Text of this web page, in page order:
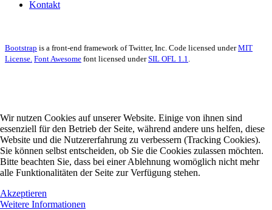
Kontakt
Bootstrap is a front-end framework of Twitter, Inc. Code licensed underMIT
License. Font Awesome font licensed underSIL OFL 1.1
Wir nutzen Cookies auf unserer Website. Einige von ihnen sind
essenziell für den Betrieb der Seite, während andere uns helfen, diese
Website und die Nutzererfahrung zu verbessern (Tracking Cookies).
Sie können selbst entscheiden, ob Sie die Cookies zulassen möchten.
Bitte beachten Sie, dass bei einer Ablehnung womöglich nicht mehr
alle Funktionalitäten der Seite zur Verfügung stehen.
Akzeptieren
Weitere Informationen